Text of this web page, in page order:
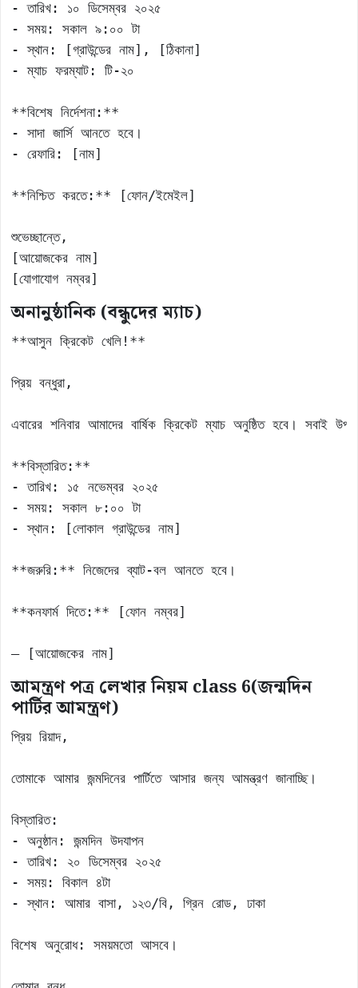
- তারিখ: ১০ ডিসেম্বর ২০২৫
- সময়: সকাল ৯:০০ টা
- স্থান: [গ্রাউন্ডের নাম], [ঠিকানা]
- ম্যাচ ফরম্যাট: টি-২০
**বিশেষ নির্দেশনা:**
- সাদা জার্সি আনতে হবে।
- রেফারি: [নাম]
**নিশ্চিত করতে:** [ফোন/ইমেইল]
শুভেচ্ছান্তে,
[আয়োজকের নাম]
[যোগাযোগ নম্বর]
অনানুষ্ঠানিক (বন্ধুদের ম্যাচ)
**আসুন ক্রিকেট খেলি!**
প্রিয় বন্ধুরা,
এবারের শনিবার আমাদের বার্ষিক ক্রিকেট ম্যাচ অনুষ্ঠিত হবে। সবাই
**বিস্তারিত:**
- তারিখ: ১৫ নভেম্বর ২০২৫
- সময়: সকাল ৮:০০ টা
- স্থান: [লোকাল গ্রাউন্ডের নাম]
**জরুরি:** নিজেদের ব্যাট-বল আনতে হবে।
**কনফার্ম দিতে:** [ফোন নম্বর]
— [আয়োজকের নাম]
আমন্ত্রণ পত্র লেখার নিয়ম class 6(জন্মদিন
পার্টির আমন্ত্রণ)
প্রিয় রিয়াদ,
তোমাকে আমার জন্মদিনের পার্টিতে আসার জন্য আমন্ত্রণ জানাচ্ছি।
বিস্তারিত:
- অনুষ্ঠান: জন্মদিন উদযাপন
- তারিখ: ২০ ডিসেম্বর ২০২৫
- সময়: বিকাল ৪টা
- স্থান: আমার বাসা, ১২৩/বি, গ্রিন রোড, ঢাকা
বিশেষ অনুরোধ: সময়মতো আসবে।